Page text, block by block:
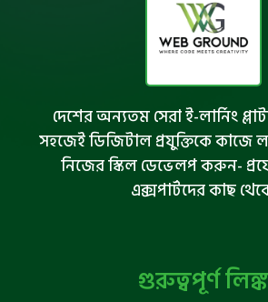
দেশের অন্যতম সেরা ই-লার্নিং
সহজেই ডিজিটাল প্রযুক্তিকে কাজে
নিজের স্কিল ডেভেলপ করুন-
এক্সপার্টদের কাছ
গুরুত্বপূর্ণ লিঙ্ক